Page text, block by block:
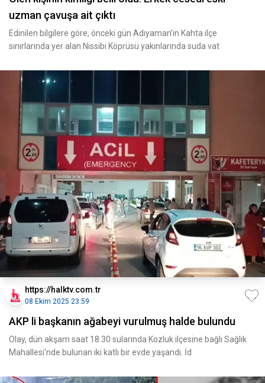
uzman çavuşa ait çıktı
Edinilen bilgilere göre, önceki gün Adıyaman’ın Kahta ilçe
sınırlarında yer alan Nissibi Köprüsü yakınlarında suda vat
https://halktv.com.tr
08 Ekim 2025 23:59
AKP li başkanın ağabeyi vurulmuş halde bulundu
Olay, dün akşam saat 18.30 sularında Kozluk ilçesine bağlı Sağlık
Mahallesi'nde bulunan iki katlı bir evde yaşandı. İd